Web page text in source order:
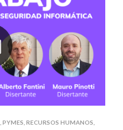
PYMES RECURSOS HUMANOS